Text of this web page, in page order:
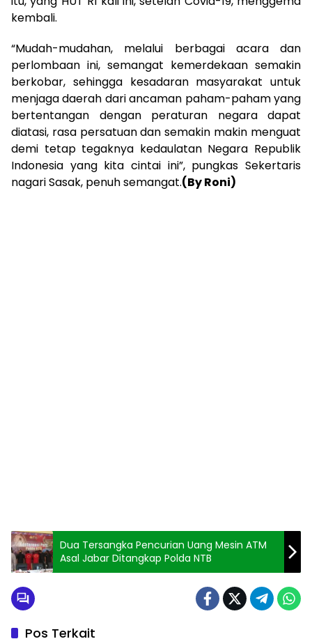
kembali.
“Mudah-mudahan, melalui berbagai acara dan
perlombaan ini, semangat kemerdekaan semakin
berkobar, sehingga kesadaran masyarakat untuk
menjaga daerah dari ancaman paham-paham yang
bertentangan dengan peraturan negara dapat
diatasi, rasa persatuan dan semakin makin menguat
demi tetap tegaknya kedaulatan Negara Republik
Indonesia yang kita cintai ini”, pungkas Sekertaris
nagari Sasak, penuh semangat.(By Roni)
Dua Tersangka Pencurian Uang Mesin ATM
Asal Jabar Ditangkap Polda NTB
Pos Terkait